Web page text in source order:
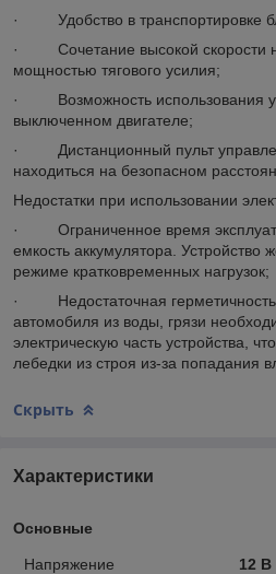
· Удобство в транспортировке
· Сочетание высокой скорости
мощностью тягового усилия;
· Возможность использования
выключенном двигателе;
· Дистанционный пульт
находиться на безопасном
Недостатки при использовании
· Ограниченное время
емкость аккумулятора. Устройство
режиме кратковременных нагрузок;
· Недостаточная герметичность
автомобиля из воды, грязи
электрическую часть устройства,
лебедки из строя из-за попадания
Скрыть
Характеристики
Основные
Напряжение 12 В